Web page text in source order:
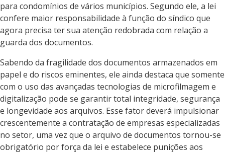
para condomínios de vários municípios. Segundo ele, a lei
confere maior responsabilidade à função do síndico que
agora precisa ter sua atenção redobrada com relação a
guarda dos documentos.
Sabendo da fragilidade dos documentos armazenados em
papel e do riscos eminentes, ele ainda destaca que somente
com o uso das avançadas tecnologias de microfilmagem e
digitalização pode se garantir total integridade, segurança
e longevidade aos arquivos. Esse fator deverá impulsionar
crescentemente a contratação de empresas especializadas
no setor, uma vez que o arquivo de documentos tornou-se
obrigatório por força da lei e estabelece punições aos